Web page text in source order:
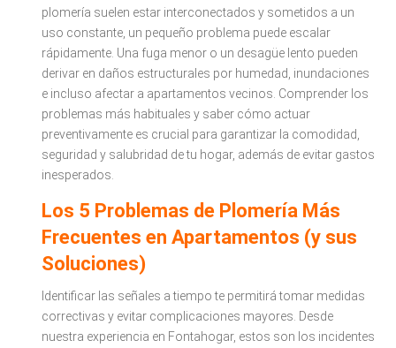
plomería suelen estar interconectados y sometidos a un
uso constante, un pequeño problema puede escalar
rápidamente. Una fuga menor o un desagüe lento pueden
derivar en daños estructurales por humedad, inundaciones
e incluso afectar a apartamentos vecinos. Comprender los
problemas más habituales y saber cómo actuar
preventivamente es crucial para garantizar la comodidad,
seguridad y salubridad de tu hogar, además de evitar gastos
inesperados.
Los 5 Problemas de Plomería Más
Frecuentes en Apartamentos (y sus
Soluciones)
Identificar las señales a tiempo te permitirá tomar medidas
correctivas y evitar complicaciones mayores. Desde
nuestra experiencia en Fontahogar, estos son los incidentes